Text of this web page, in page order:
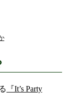
『It’s Party